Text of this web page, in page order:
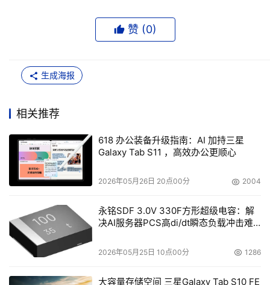
立组位拼凑起来才可配合需要，这迫使他们要花大量的时间
和精力去设定备份软件。另外，倘若他们在初次购买后修改
一消除这些IT管理难题，并且价格也更加吸引人。
示："由于IT公司采用统一的方式来管理备份复原系统，而
来自同一供货商的多种数据保护形式也由中央控制台管理，
因此整合产品以及简化采购和安装程序越来越趋于重要。
CA的套件方式能减缓负担过重的IT部门的非策略性工作，
并确保他们可以快速地维系管理系统的完整性。"
神州数码增值软件事业部总经理李胜利表示："CA的全新简
化定价模式让我们的客户经理更容易了解客户的要求，同
时，也让我们可以为领导业界的恢复管理系统设定极具竞争
实中时刻面对的种种业务挑战。"
赞 (0)
生成海报
相关推荐
618 办公装备升级指南：AI 加持三星
Galaxy Tab S11 ，高效办公更顺心
2026年05月26日 20点00分 2004
永铭SDF 3.0V 330F方形超级电容：解
决AI服务器PCS高di/dt瞬态负载冲击难
2026年05月25日 10点00分 1286
大容量存储空间 三星Galaxy Tab S10 FE